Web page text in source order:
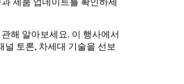
해 알아보세요. 이 행사에서
토론, 차세대 기술을 선보